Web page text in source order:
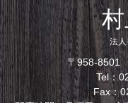
法
〒958-8501
Tel：
Fax：